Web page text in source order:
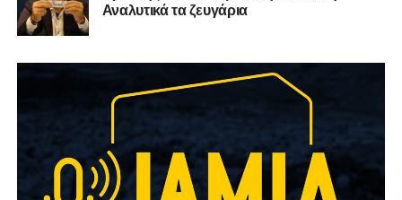
Αναλυτικά τα ζευγάρια